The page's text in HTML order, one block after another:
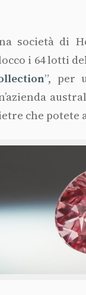
società di
i 64 lotti
”, per
che potete